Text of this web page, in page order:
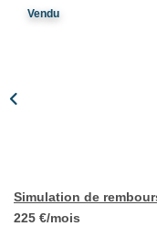
Vendu
Simulation de
225 €/mois